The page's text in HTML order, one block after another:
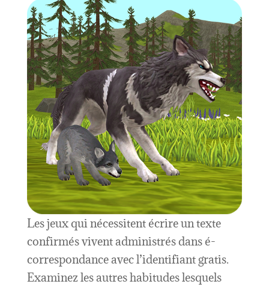
Les jeux qui nécessitent écrire un texte
confirmés vivent administrés dans é-
correspondance avec l’identifiant gratis.
Examinez les autres habitudes lesquels